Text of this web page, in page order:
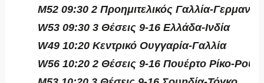
M52 09:30 2 Προημιτελικός Γαλλία-Γερμανία
W53 09:30 3 Θέσεις 9-16 Ελλάδα-Ινδία
W49 10:20 Κεντρικό Ουγγαρία-Γαλλία
W56 10:20 2 Θέσεις 9-16 Πουέρτο Ρίκο-